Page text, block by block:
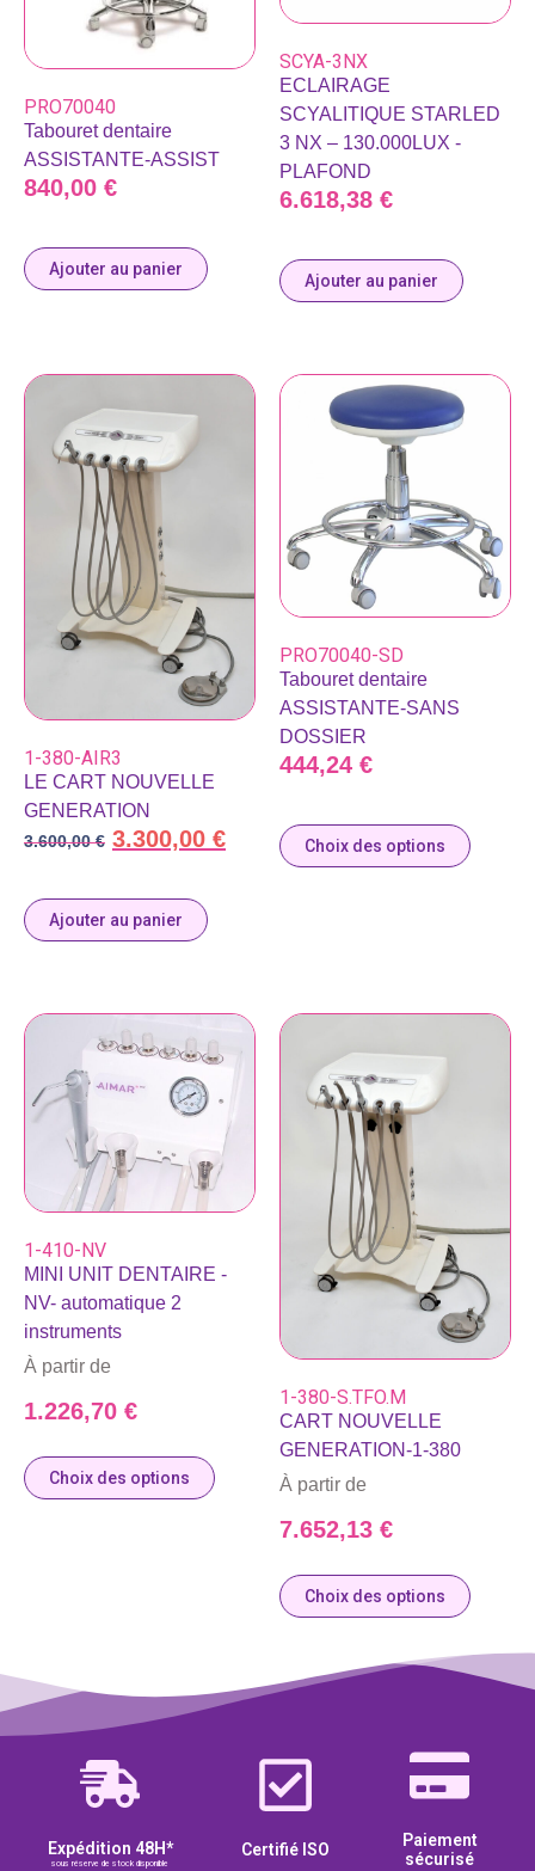
PRO70040
Tabouret dentaire
ASSISTANTE-ASSIST
840,00 €
Ajouter au panier
SCYA-3NX
ECLAIRAGE
SCYALITIQUE STARLED
3 NX – 130.000LUX -
PLAFOND
6.618,38 €
Ajouter au panier
1-380-AIR3
LE CART NOUVELLE
GENERATION
3.600,00€ 3.300,00 €
Ajouter au panier
PRO70040-SD
Tabouret dentaire
ASSISTANTE-SANS
DOSSIER
444,24 €
Choix des options
1-410-NV
MINI UNIT DENTAIRE -
NV- automatique 2
instruments
À partir de
1.226,70 €
Choix des options
1-380-S.TFO.M
CART NOUVELLE
GENERATION-1-380
À partir de
7.652,13 €
Choix des options
Expédition 48H*
sous réserve de stock disponible
Certifié ISO
Paiement
sécurisé